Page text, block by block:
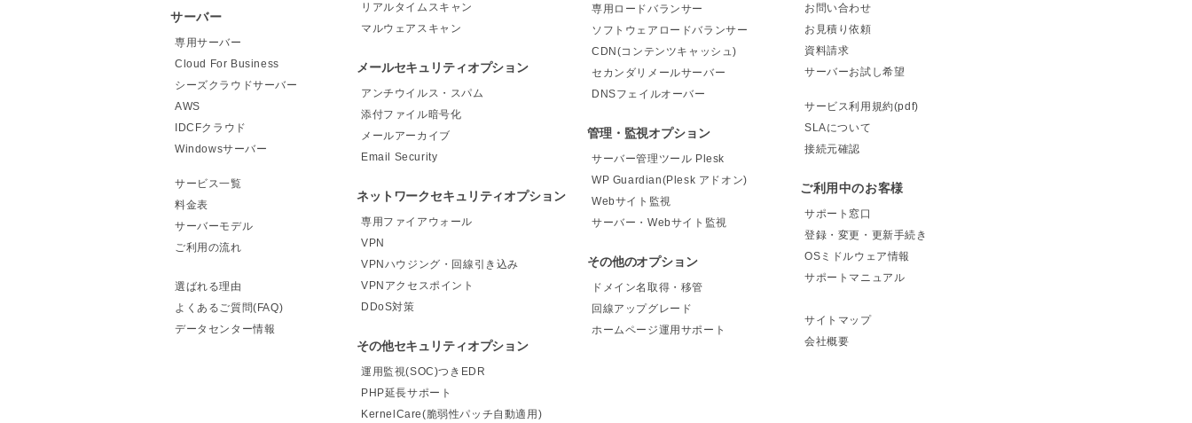
サーバー
専用サーバー
Cloud For Business
シーズクラウドサーバー
AWS
IDCFクラウド
Windowsサーバー
サービス一覧
料金表
サーバーモデル
ご利用の流れ
選ばれる理由
よくあるご質問(FAQ)
データセンター情報
リアルタイムスキャン
マルウェアスキャン
メールセキュリティオプション
アンチウイルス・スパム
添付ファイル暗号化
メールアーカイブ
Email Security
ネットワークセキュリティオプション
専用ファイアウォール
VPN
VPNハウジング・回線引き込み
VPNアクセスポイント
DDoS対策
その他セキュリティオプション
運用監視(SOC)つきEDR
PHP延長サポート
KernelCare(脆弱性パッチ自動適用)
専用ロードバランサー
ソフトウェアロードバランサー
CDN(コンテンツキャッシュ)
セカンダリメールサーバー
DNSフェイルオーバー
管理・監視オプション
サーバー管理ツール Plesk
WP Guardian(Plesk アドオン)
Webサイト監視
サーバー・Webサイト監視
その他のオプション
ドメイン名取得・移管
回線アップグレード
ホームページ運用サポート
お問い合わせ
お見積り依頼
資料請求
サーバーお試し希望
サービス利用規約(pdf)
SLAについて
接続元確認
ご利用中のお客様
サポート窓口
登録・変更・更新手続き
OSミドルウェア情報
サポートマニュアル
サイトマップ
会社概要